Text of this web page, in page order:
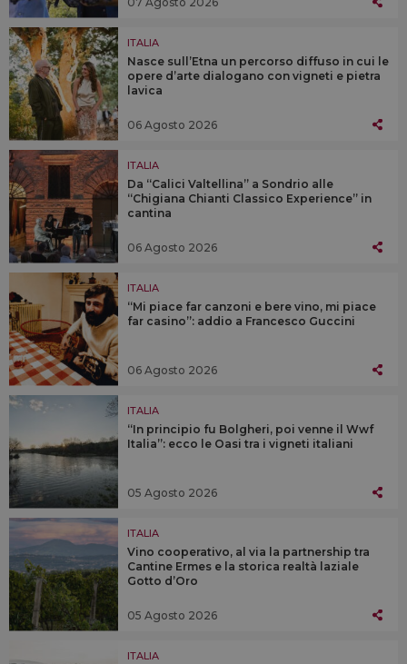
ITALIA
Nasce sull’Etna un percorso diffuso in cui le
opere d’arte dialogano con vigneti e pietra
lavica
06 Agosto 2026
ITALIA
Da “Calici Valtellina” a Sondrio alle
“Chigiana Chianti Classico Experience” in
cantina
06 Agosto 2026
ITALIA
“Mi piace far canzoni e bere vino, mi piace
far casino”: addio a Francesco Guccini
06 Agosto 2026
ITALIA
“In principio fu Bolgheri, poi venne il Wwf
Italia”: ecco le Oasi tra i vigneti italiani
05 Agosto 2026
ITALIA
Vino cooperativo, al via la partnership tra
Cantine Ermes e la storica realtà laziale
Gotto d’Oro
05 Agosto 2026
ITALIA